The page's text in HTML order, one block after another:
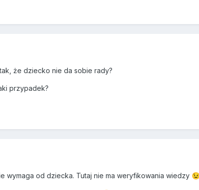
że dziecko nie da sobie rady?
przypadek?
wymaga od dziecka. Tutaj nie ma weryfikowania wiedzy